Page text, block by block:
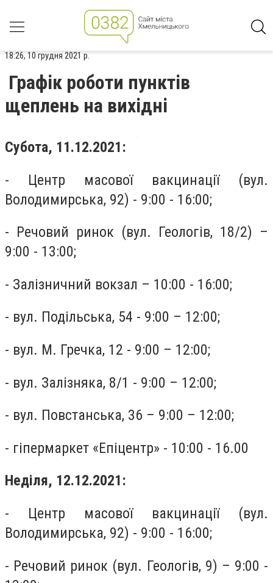
18:26, 10 грудня 2021 р.
Графік роботи пунктів
щеплень на вихідні
Субота, 11.12.2021:
- Центр масової вакцинації (вул.
Володимирська, 92) - 9:00 - 16:00;
- Речовий ринок (вул. Геологів, 18/2) –
9:00 - 13:00;
- Залізничний вокзал – 10:00 - 16:00;
- вул. Подільська, 54 - 9:00 – 12:00;
- вул. М. Гречка, 12 - 9:00 – 12:00;
- вул. Залізняка, 8/1 - 9:00 – 12:00;
- вул. Повстанська, 36 – 9:00 – 12:00;
- гіпермаркет «Епіцентр» - 10:00 - 16.00
Неділя, 12.12.2021:
- Центр масової вакцинації (вул.
Володимирська, 92) - 9:00 - 16:00;
- Речовий ринок (вул. Геологів, 9) – 9:00 -